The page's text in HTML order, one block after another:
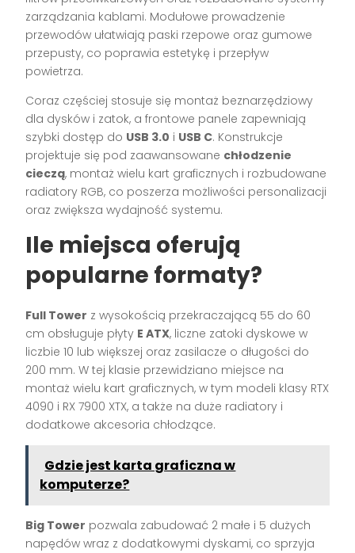
zarządzania kablami. Modułowe prowadzenie
przewodów ułatwiają paski rzepowe oraz gumowe
przepusty, co poprawia estetykę i przepływ
powietrza.
Coraz częściej stosuje się montaż beznarzędziowy
dla dysków i zatok, a frontowe panele zapewniają
szybki dostęp do USB 3.0 i USB C. Konstrukcje
projektuje się pod zaawansowane chłodzenie
cieczą, montaż wielu kart graficznych i rozbudowane
radiatory RGB, co poszerza możliwości personalizacji
oraz zwiększa wydajność systemu.
Ile miejsca oferują
popularne formaty?
Full Tower z wysokością przekraczającą 55 do 60
cm obsługuje płyty E ATX, liczne zatoki dyskowe w
liczbie 10 lub większej oraz zasilacze o długości do
200 mm. W tej klasie przewidziano miejsce na
montaż wielu kart graficznych, w tym modeli klasy RTX
4090 i RX 7900 XTX, a także na duże radiatory i
dodatkowe akcesoria chłodzące.
Gdzie jest karta graficzna w
komputerze?
Big Tower pozwala zabudować 2 małe i 5 dużych
napędów wraz z dodatkowymi dyskami, co sprzyja